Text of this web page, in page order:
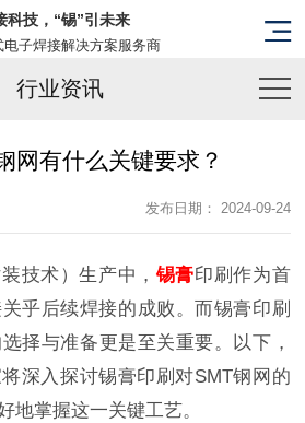
科技，“锡”引未来
电子焊接解决方案服务商
行业资讯
网有什么关键要求？
发布日期： 2024-09-24
技术）生产中， 锡膏印刷作为首
乎后续焊接的成败。而锡膏印刷
择与准备更是至关重要。以下，
深入探讨锡膏印刷对SMT钢网的
地掌握这一关键工艺。